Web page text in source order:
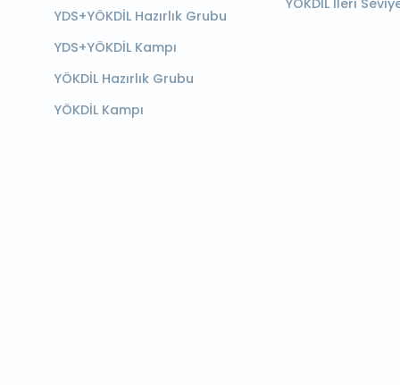
YDS+YÖKDİL Hazırlık Grubu
YDS+YÖKDİL Kampı
YÖKDİL Hazırlık Grubu
YÖKDİL Kampı
YÖKDİL İleri